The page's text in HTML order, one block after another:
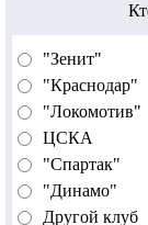
"Зенит"
"Краснодар"
"Локомотив"
ЦСКА
"Спартак"
"Динамо"
Другой клуб